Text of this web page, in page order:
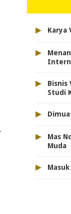
▸ Karya
▸
▸
Bisnis
Studi
▸
▸
Mas
Muda
▸